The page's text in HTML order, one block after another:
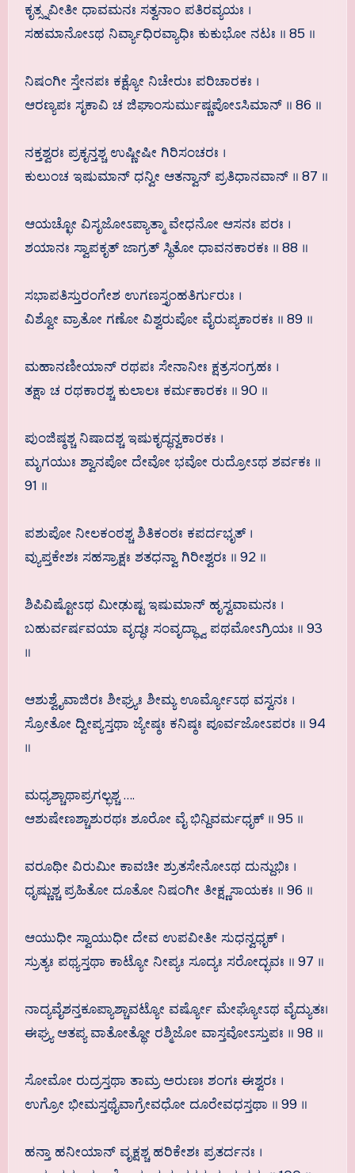
ಕೃತ್ಸ್ನವೀತೀ ಧಾವಮನಃ ಸತ್ವನಾಂ ಪತಿರವ್ಯಯಃ ।
ಸಹಮಾನೋಽಥ ನಿರ್ವ್ಯಾಧಿರವ್ಯಾಧಿಃ ಕುಕುಭೋ ನಟಃ ॥ 85 ॥
ನಿಷಂಗೀ ಸ್ತೇನಪಃ ಕಕ್ಷ್ಯೋ ನಿಚೇರುಃ ಪರಿಚಾರಕಃ ।
ಆರಣ್ಯಪಃ ಸೃಕಾವಿ ಚ ಜಿಘಾಂಸುರ್ಮುಷ್ಣಪೋಽಸಿಮಾನ್ ॥ 86 ॥
ನಕ್ತಶ್ವರಃ ಪ್ರಕೃನ್ತಶ್ಚ ಉಷ್ಣೀಷೀ ಗಿರಿಸಂಚರಃ ।
ಕುಲುಂಚ ಇಷುಮಾನ್ ಧನ್ವೀ ಆತನ್ವಾನ್ ಪ್ರತಿಧಾನವಾನ್ ॥ 87 ॥
ಆಯಚ್ಛೋ ವಿಸೃಜೋಽಪ್ಯಾತ್ಮಾ ವೇಧನೋ ಆಸನಃ ಪರಃ ।
ಶಯಾನಃ ಸ್ವಾಪಕೃತ್ ಜಾಗ್ರತ್ ಸ್ಥಿತೋ ಧಾವನಕಾರಕಃ ॥ 88 ॥
ಸಭಾಪತಿಸ್ತುರಂಗೇಶ ಉಗಣಸ್ತೃಂಹತಿರ್ಗುರುಃ ।
ವಿಶ್ವೋ ವ್ರಾತೋ ಗಣೋ ವಿಶ್ವರುಪೋ ವೈರುಪ್ಯಕಾರಕಃ ॥ 89 ॥
ಮಹಾನಣೀಯಾನ್ ರಥಪಃ ಸೇನಾನೀಃ ಕ್ಷತ್ರಸಂಗ್ರಹಃ ।
ತಕ್ಷಾ ಚ ರಥಕಾರಶ್ಚ ಕುಲಾಲಃ ಕರ್ಮಕಾರಕಃ ॥ 90 ॥
ಪುಂಜಿಷ್ಠಶ್ಚ ನಿಷಾದಶ್ಚ ಇಷುಕೃದ್ಧನ್ವಕಾರಕಃ ।
ಮೃಗಯುಃ ಶ್ವಾನಪೋ ದೇವೋ ಭವೋ ರುದ್ರೋಽಥ ಶರ್ವಕಃ ॥
91 ॥
ಪಶುಪೋ ನೀಲಕಂಠಶ್ಚ ಶಿತಿಕಂಠಃ ಕಪರ್ದಭೃತ್ ।
ವ್ಯುಪ್ತಕೇಶಃ ಸಹಸ್ರಾಕ್ಷಃ ಶತಧನ್ವಾ ಗಿರೀಶ್ವರಃ ॥ 92 ॥
ಶಿಪಿವಿಷ್ಟೋಽಥ ಮೀಢುಷ್ಟ ಇಷುಮಾನ್ ಹೃಸ್ವವಾಮನಃ ।
ಬಹುರ್ವರ್ಷವಯಾ ವೃದ್ಧಃ ಸಂವೃದ್ಧ್ವಾ ಪಥಮೋಽಗ್ರಿಯಃ ॥ 93
॥
ಆಶುಶ್ವೈವಾಜಿರಃ ಶೀಘ್ರ್ಯಃ ಶೀಮ್ಯ ಊರ್ಮ್ಯೋಽಥ ವಸ್ವನಃ ।
ಸ್ರೋತೋ ದ್ವೀಪ್ಯಸ್ತಥಾ ಜ್ಯೇಷ್ಠಃ ಕನಿಷ್ಠಃ ಪೂರ್ವಜೋಽಪರಃ ॥ 94
॥
ಮಧ್ಯಶ್ಚಾಥಾಪ್ರಗಲ್ಭಶ್ಚ ….
ಆಶುಷೇಣಶ್ಚಾಶುರಥಃ ಶೂರೋ ವೈ ಭಿನ್ದಿವರ್ಮಧೃಕ್ ॥ 95 ॥
ವರೂಥೀ ವಿರುಮೀ ಕಾವಚೀ ಶ್ರುತಸೇನೋಽಥ ದುನ್ದುಭಿಃ ।
ಧೃಷ್ಣುಶ್ಚ ಪ್ರಹಿತೋ ದೂತೋ ನಿಷಂಗೀ ತೀಕ್ಷ್ಣಸಾಯಕಃ ॥ 96 ॥
ಆಯುಧೀ ಸ್ವಾಯುಧೀ ದೇವ ಉಪವೀತೀ ಸುಧನ್ವಧೃಕ್ ।
ಸ್ರುತ್ಯಃ ಪಥ್ಯಸ್ತಥಾ ಕಾಟ್ಯೋ ನೀಪ್ಯಃ ಸೂದ್ಯಃ ಸರೋದ್ಭವಃ ॥ 97 ॥
ನಾದ್ಯವೈಶನ್ತಕೂಪ್ಯಾಶ್ಚಾವಟ್ಯೋ ವರ್ಷ್ಯೋ ಮೇಘ್ಯೋಽಥ ವೈದ್ಯುತಃ।
ಈಘ್ರ್ಯ ಆತಪ್ಯ ವಾತೋತ್ಥೋ ರಶ್ಮಿಜೋ ವಾಸ್ತವೋಽಸ್ತುಪಃ ॥ 98 ॥
ಸೋಮೋ ರುದ್ರಸ್ತಥಾ ತಾಮ್ರ ಅರುಣಃ ಶಂಗಃ ಈಶ್ವರಃ ।
ಉಗ್ರೋ ಭೀಮಸ್ತಥೈವಾಗ್ರೇವಧೋ ದೂರೇವಧಸ್ತಥಾ ॥ 99 ॥
ಹನ್ತಾ ಹನೀಯಾನ್ ವೃಕ್ಷಶ್ಚ ಹರಿಕೇಶಃ ಪ್ರತರ್ದನಃ ।